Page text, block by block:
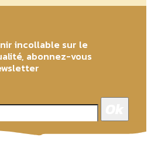
incollable sur le
abonnez-vous